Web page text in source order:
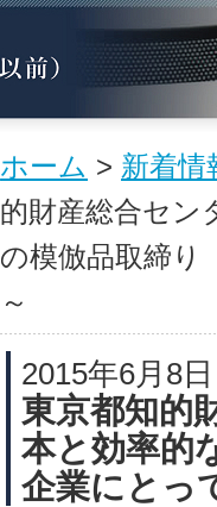
ホーム > 新着情
的財産総合セン
の模倣品取締
～
2015年6月8
東京都知的
本と効率的
企業にとっ